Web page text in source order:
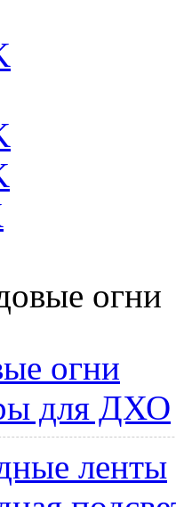
огни
огни
для ДХО
ленты